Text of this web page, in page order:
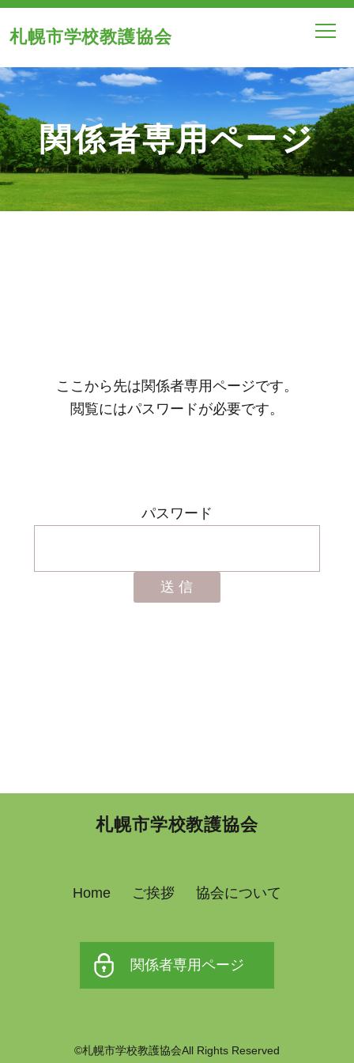
札幌市学校教護協会
関係者専用ページ
ここから先は関係者専用ページです。
閲覧にはパスワードが必要です。
パスワード
札幌市学校教護協会
Home ご挨拶 協会について
関係者専用ページ
©札幌市学校教護協会All Rights Reserved